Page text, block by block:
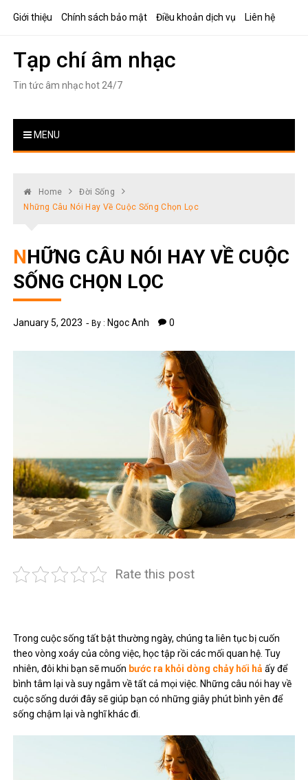
Giới thiệu Chính sách bảo mật Điều khoản dịch vụ Liên hệ
Tạp chí âm nhạc
Tin tức âm nhạc hot 24/7
MENU
Home
Đời Sống
Những Câu Nói Hay Về Cuộc Sống Chọn Lọc
NHỮNG CÂU NÓI HAY VỀ CUỘC
SỐNG CHỌN LỌC
January 5, 2023 By : Ngoc Anh 0
Rate this post
Trong cuộc sống tất bật thường ngày, chúng ta liên tục bị cuốn
theo vòng xoáy của công việc, học tập rồi các mối quan hệ. Tuy
nhiên, đôi khi bạn sẽ muốn bước ra khỏi dòng chảy hối hả ấy để
bình tâm lại và suy ngẫm về tất cả mọi việc. Những câu nói hay về
cuộc sống dưới đây sẽ giúp bạn có những giây phút bình yên để
sống chậm lại và nghĩ khác đi.